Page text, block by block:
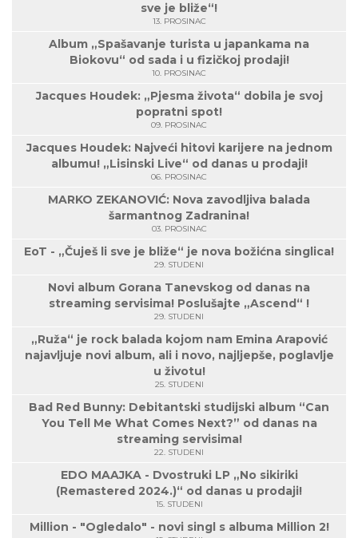
sve je bliže“!
13. PROSINAC
Album „Spašavanje turista u japankama na
Biokovu“ od sada i u fizičkoj prodaji!
10. PROSINAC
Jacques Houdek: „Pjesma života“ dobila je svoj
popratni spot!
09. PROSINAC
Jacques Houdek: Najveći hitovi karijere na jednom
albumu! „Lisinski Live“ od danas u prodaji!
06. PROSINAC
MARKO ZEKANOVIĆ: Nova zavodljiva balada
šarmantnog Zadranina!
03. PROSINAC
EoT - „Čuješ li sve je bliže“ je nova božićna singlica!
29. STUDENI
Novi album Gorana Tanevskog od danas na
streaming servisima! Poslušajte „Ascend“ !
29. STUDENI
„Ruža“ je rock balada kojom nam Emina Arapović
najavljuje novi album, ali i novo, najljepše, poglavlje
u životu!
25. STUDENI
Bad Red Bunny: Debitantski studijski album “Can
You Tell Me What Comes Next?” od danas na
streaming servisima!
22. STUDENI
EDO MAAJKA - Dvostruki LP „No sikiriki
(Remastered 2024.)“ od danas u prodaji!
15. STUDENI
Million - "Ogledalo" - novi singl s albuma Million 2!